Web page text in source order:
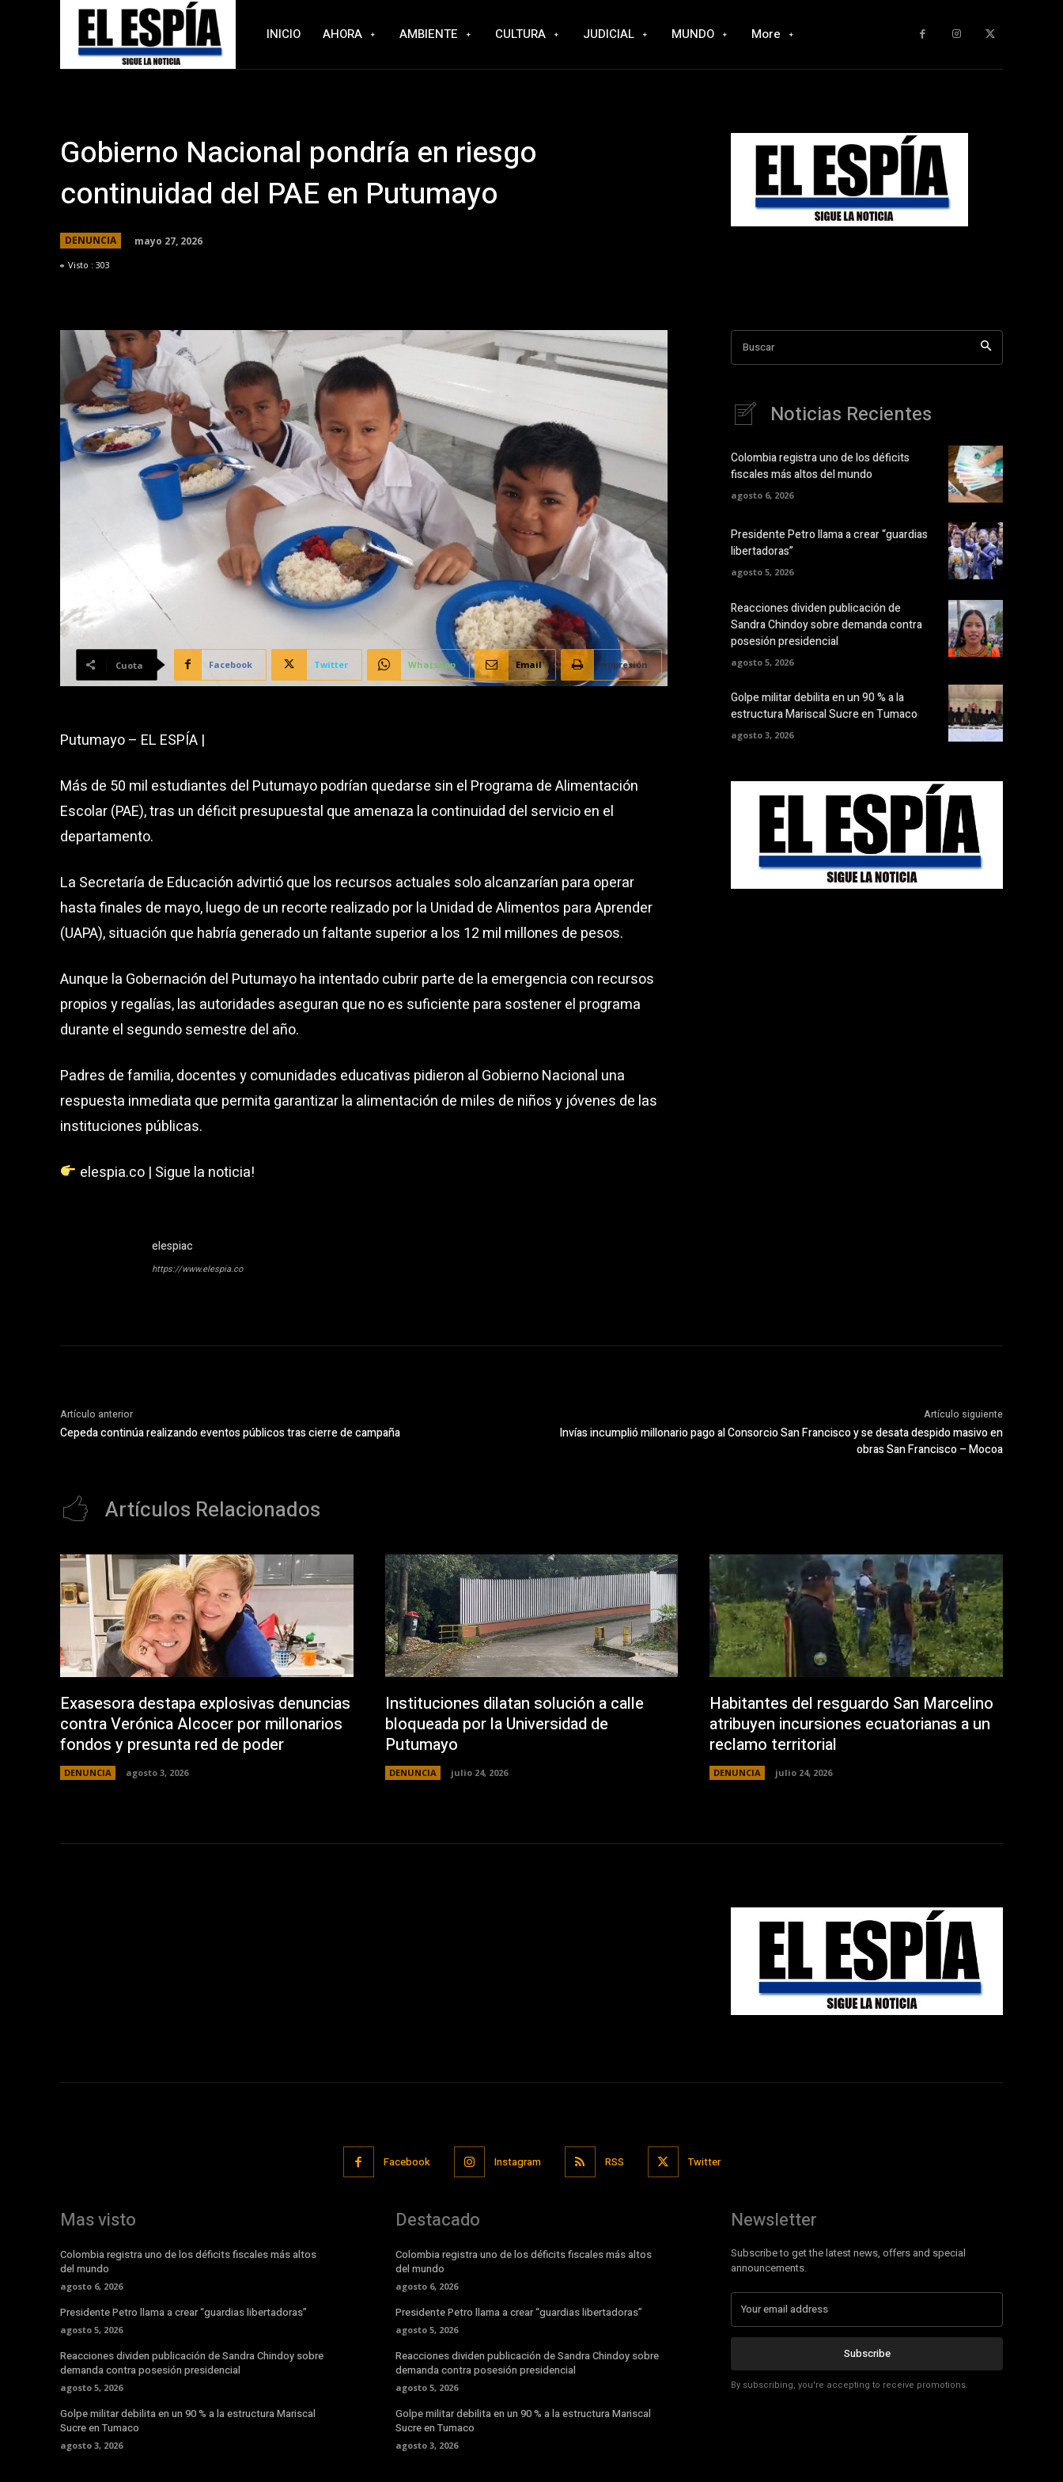
INICIO AHORA AMBIENTE CULTURA JUDICIAL MUNDO More
Gobierno Nacional pondría en riesgo
continuidad del PAE en Putumayo
DENUNCIA mayo 27, 2026
Visto : 303
Cuota Facebook Twitter WhatsApp Email Impresión
Putumayo – EL ESPÍA |
Más de 50 mil estudiantes del Putumayo podrían quedarse sin el Programa de Alimentación
Escolar (PAE), tras un déficit presupuestal que amenaza la continuidad del servicio en el
departamento.
La Secretaría de Educación advirtió que los recursos actuales solo alcanzarían para operar
hasta finales de mayo, luego de un recorte realizado por la Unidad de Alimentos para Aprender
(UAPA), situación que habría generado un faltante superior a los 12 mil millones de pesos.
Aunque la Gobernación del Putumayo ha intentado cubrir parte de la emergencia con recursos
propios y regalías, las autoridades aseguran que no es suficiente para sostener el programa
durante el segundo semestre del año.
Padres de familia, docentes y comunidades educativas pidieron al Gobierno Nacional una
respuesta inmediata que permita garantizar la alimentación de miles de niños y jóvenes de las
instituciones públicas.
elespia.co | Sigue la noticia!
elespiac
https://www.elespia.co
Buscar
Noticias Recientes
Colombia registra uno de los déficits
fiscales más altos del mundo
agosto 6, 2026
Presidente Petro llama a crear “guardias
libertadoras”
agosto 5, 2026
Reacciones dividen publicación de
Sandra Chindoy sobre demanda contra
posesión presidencial
agosto 5, 2026
Golpe militar debilita en un 90 % a la
estructura Mariscal Sucre en Tumaco
agosto 3, 2026
Artículo anterior
Cepeda continúa realizando eventos públicos tras cierre de campaña
Artículo siguiente
Invías incumplió millonario pago al Consorcio San Francisco y se desata despido masivo en
obras San Francisco – Mocoa
Artículos Relacionados
Exasesora destapa explosivas denuncias
contra Verónica Alcocer por millonarios
fondos y presunta red de poder
DENUNCIA agosto 3, 2026
Instituciones dilatan solución a calle
bloqueada por la Universidad de
Putumayo
DENUNCIA julio 24, 2026
Habitantes del resguardo San Marcelino
atribuyen incursiones ecuatorianas a un
reclamo territorial
DENUNCIA julio 24, 2026
Facebook Instagram RSS Twitter
Mas visto
Colombia registra uno de los déficits fiscales más altos
del mundo
agosto 6, 2026
Presidente Petro llama a crear “guardias libertadoras”
agosto 5, 2026
Reacciones dividen publicación de Sandra Chindoy sobre
demanda contra posesión presidencial
agosto 5, 2026
Golpe militar debilita en un 90 % a la estructura Mariscal
Sucre en Tumaco
agosto 3, 2026
Destacado
Colombia registra uno de los déficits fiscales más altos
del mundo
agosto 6, 2026
Presidente Petro llama a crear “guardias libertadoras”
agosto 5, 2026
Reacciones dividen publicación de Sandra Chindoy sobre
demanda contra posesión presidencial
agosto 5, 2026
Golpe militar debilita en un 90 % a la estructura Mariscal
Sucre en Tumaco
agosto 3, 2026
Newsletter
Subscribe to get the latest news, offers and special
announcements.
Subscribe
By subscribing, you're accepting to receive promotions.